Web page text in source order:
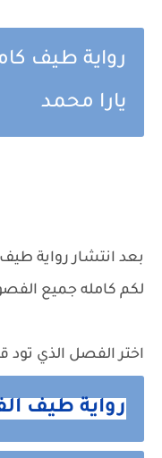
رواية طيف
يارا محمد
بعد انتشار رواية
لكم كامله جميع
اختر الفصل الذي تود
رواية طيف الفصل